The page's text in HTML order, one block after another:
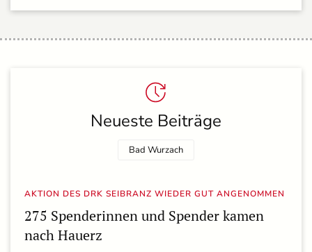
Neueste Beiträge
Bad Wurzach
AKTION DES DRK SEIBRANZ WIEDER GUT ANGENOMMEN
275 Spenderinnen und Spender kamen
nach Hauerz